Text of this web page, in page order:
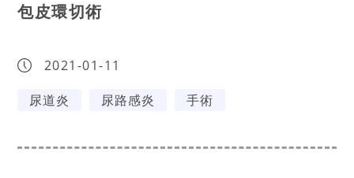
包皮環切術
2021-01-11
尿道炎
尿路感炎 手術